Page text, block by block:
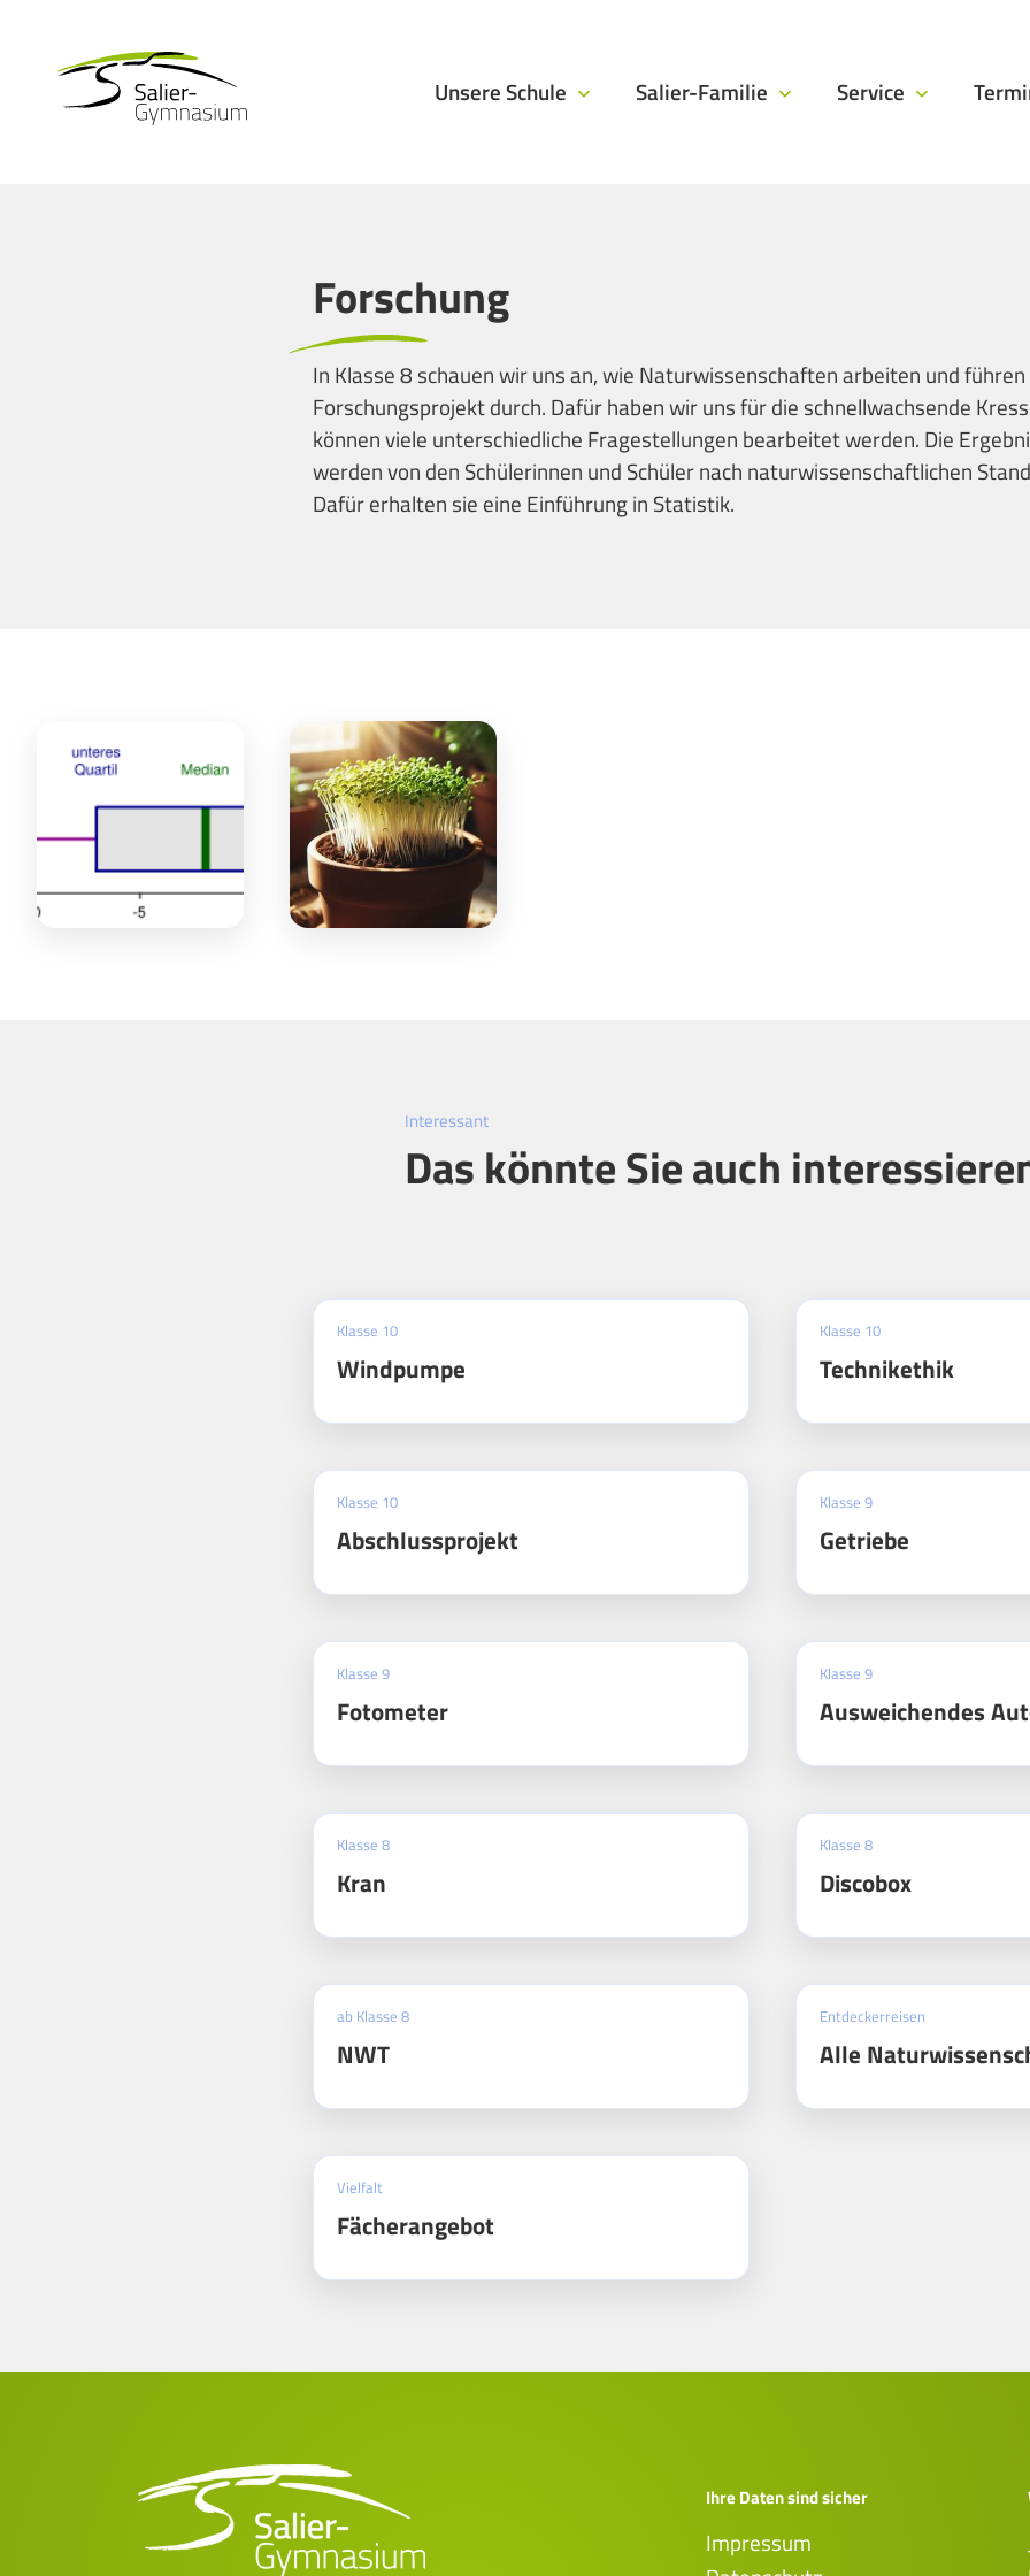
Unsere Schule Salier-Familie Service
Forschung
In Klasse 8 schauen wir uns an, wie Naturwissenschaften arbeiten und
Forschungsprojekt durch. Dafür haben wir uns für die schnellwachsende
können viele unterschiedliche Fragestellungen bearbeitet werden. Die
werden von den Schülerinnen und Schüler nach naturwissenschaftlichen
Dafür erhalten sie eine Einführung in Statistik.
Interessant
Das könnte Sie auch
Klasse 10
Windpumpe
Klasse 10
Technikethik
Klasse 10
Abschlussprojekt
Klasse 9
Getriebe
Klasse 9
Fotometer
Klasse 9
Ausweichendes
Klasse 8
Kran
Klasse 8
Discobox
ab Klasse 8
NWT
Entdeckerreisen
Alle
Vielfalt
Fächerangebot
Ihre Daten sind sicher
Impressum